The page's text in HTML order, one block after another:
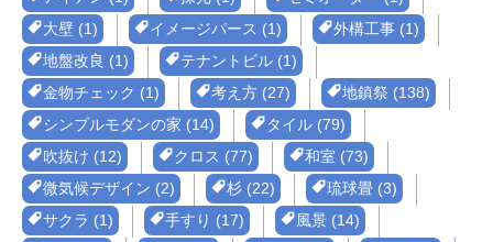
大壁 (1)
イメージパース (1)
外構工事 (1)
地盤改良 (1)
テナントビル (1)
金物チェック (1)
考え方 (27)
地鎮祭 (138)
シンプルモダンの家 (14)
タイル (79)
吹抜け (12)
クロス (77)
和室 (73)
微気候デザイン (2)
杉 (22)
琉球畳 (3)
サクラ (1)
手すり (17)
風景 (14)